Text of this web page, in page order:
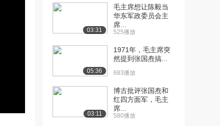
03:31
毛主席想让陈毅当
华东军政委员会主
席...
525播放
05:36
1971年，毛主席突
然提到张国焘搞...
683播放
03:11
博古批评张国焘和
红四方面军，毛主
席...
580播放